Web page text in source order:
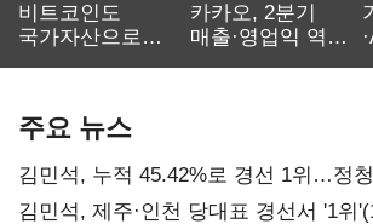
비트코인도
국가자산으로…'
카카오, 2분기
매출·영업익 역대
주요 뉴스
김민석, 누적 45.42%로 경선 1위…정
0.86%p(2보)
김민석, 제주·인천 당대표 경선서 '1위